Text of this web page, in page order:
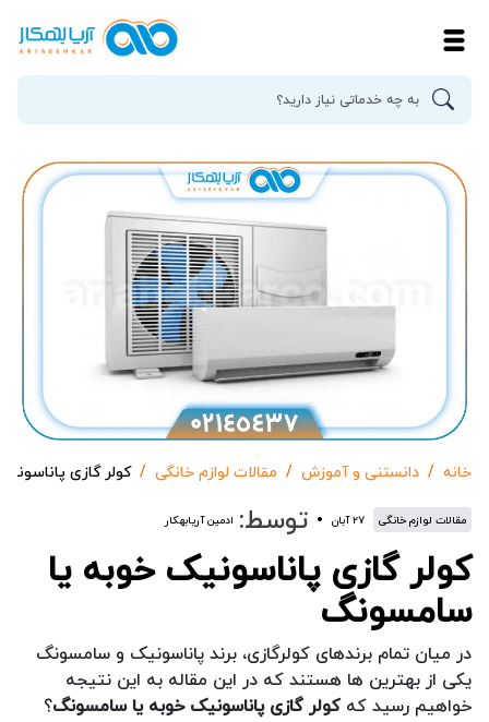
خانه دانستنی و آموزش مقالات لوازم خانگی کولر گازی
مقالات لوازم خانگی ۲۷ آبان توسط: ادمین آریابهکار
کولر گازی پاناسونیک خوبه یا
سامسونگ
در میان تمام برندهای کولرگازی، برند پاناسونیک و سامسونگ
یکی از بهترین ها هستند که در این مقاله به این نتیجه
خواهیم رسید کهکولر گازی پاناسونیک خوبه یا سامسونگ؟